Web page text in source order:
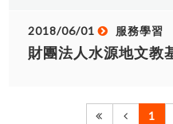
站查詢，若有其他問題，歡
媞(電話:02-77365526)
2018/06/01 服務學習
1